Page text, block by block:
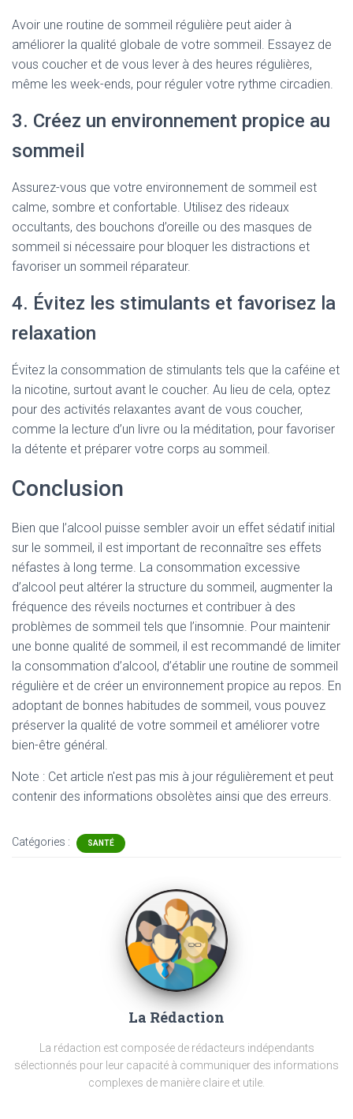
Avoir une routine de sommeil régulière peut aider à
améliorer la qualité globale de votre sommeil. Essayez de
vous coucher et de vous lever à des heures régulières,
même les week-ends, pour réguler votre rythme circadien.
3. Créez un environnement propice au
sommeil
Assurez-vous que votre environnement de sommeil est
calme, sombre et confortable. Utilisez des rideaux
occultants, des bouchons d’oreille ou des masques de
sommeil si nécessaire pour bloquer les distractions et
favoriser un sommeil réparateur.
4. Évitez les stimulants et favorisez la
relaxation
Évitez la consommation de stimulants tels que la caféine et
la nicotine, surtout avant le coucher. Au lieu de cela, optez
pour des activités relaxantes avant de vous coucher,
comme la lecture d’un livre ou la méditation, pour favoriser
la détente et préparer votre corps au sommeil.
Conclusion
Bien que l’alcool puisse sembler avoir un effet sédatif initial
sur le sommeil, il est important de reconnaître ses effets
néfastes à long terme. La consommation excessive
d’alcool peut altérer la structure du sommeil, augmenter la
fréquence des réveils nocturnes et contribuer à des
problèmes de sommeil tels que l’insomnie. Pour maintenir
une bonne qualité de sommeil, il est recommandé de limiter
la consommation d’alcool, d’établir une routine de sommeil
régulière et de créer un environnement propice au repos. En
adoptant de bonnes habitudes de sommeil, vous pouvez
préserver la qualité de votre sommeil et améliorer votre
bien-être général.
Note : Cet article n'est pas mis à jour régulièrement et peut
contenir des informations obsolètes ainsi que des erreurs.
Catégories : SANTÉ
La Rédaction
La rédaction est composée de rédacteurs indépendants
sélectionnés pour leur capacité à communiquer des informations
complexes de manière claire et utile.